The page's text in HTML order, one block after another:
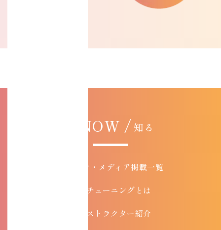
KNOW / 知る
お知らせ・メディア掲載一覧
コアチューニングとは
インストラクター紹介